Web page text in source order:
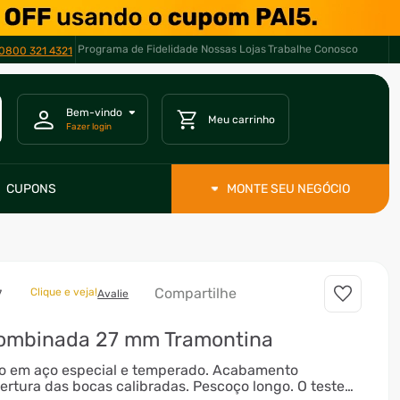
321 4321 Programa de Fidelidade Nossas LojasTrabalhe Conosco
CUPONS MONTE SEU NEGÓCIO
Clique e veja!Avalie Compartilhe
27 mm Tramontina
em aço especial e temperado. Acabamento
das bocas calibradas. Pescoço longo. O teste